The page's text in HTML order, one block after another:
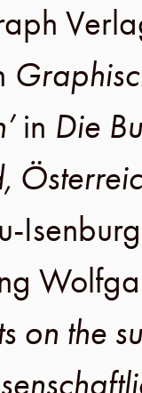
in Die
Isenburg
on the